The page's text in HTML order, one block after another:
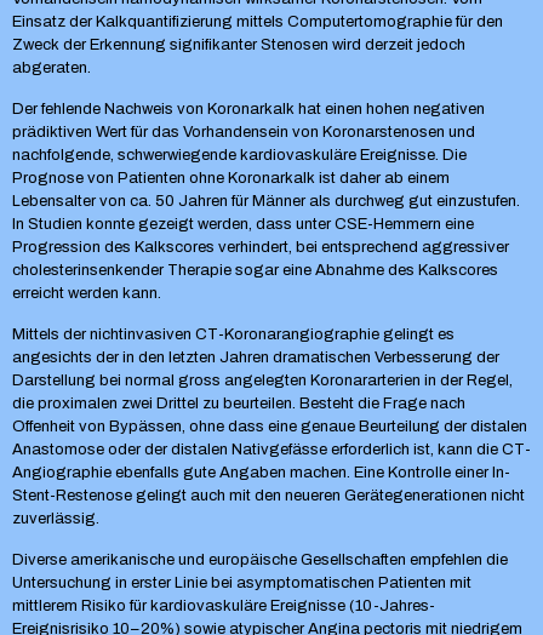
Einsatz der Kalkquantifizierung mittels Computertomographie für den
Zweck der Erkennung signifikanter Stenosen wird derzeit jedoch
abgeraten.
Der fehlende Nachweis von Koronarkalk hat einen hohen negativen
prädiktiven Wert für das Vorhandensein von Koronarstenosen und
nachfolgende, schwerwiegende kardiovaskuläre Ereignisse. Die
Prognose von Patienten ohne Koronarkalk ist daher ab einem
Lebensalter von ca. 50 Jahren für Männer als durchweg gut einzustufen.
In Studien konnte gezeigt werden, dass unter CSE-Hemmern eine
Progression des Kalkscores verhindert, bei entsprechend aggressiver
cholesterinsenkender Therapie sogar eine Abnahme des Kalkscores
erreicht werden kann.
Mittels der nichtinvasiven CT-Koronarangiographie gelingt es
angesichts der in den letzten Jahren dramatischen Verbesserung der
Darstellung bei normal gross angelegten Koronararterien in der Regel,
die proximalen zwei Drittel zu beurteilen. Besteht die Frage nach
Offenheit von Bypässen, ohne dass eine genaue Beurteilung der distalen
Anastomose oder der distalen Nativgefässe erforderlich ist, kann die CT-
Angiographie ebenfalls gute Angaben machen. Eine Kontrolle einer In-
Stent-Restenose gelingt auch mit den neueren Gerätegenerationen nicht
zuverlässig.
Diverse amerikanische und europäische Gesellschaften empfehlen die
Untersuchung in erster Linie bei asymptomatischen Patienten mit
mittlerem Risiko für kardiovaskuläre Ereignisse (10-Jahres-
Ereignisrisiko 10–20%) sowie atypischer Angina pectoris mit niedrigem